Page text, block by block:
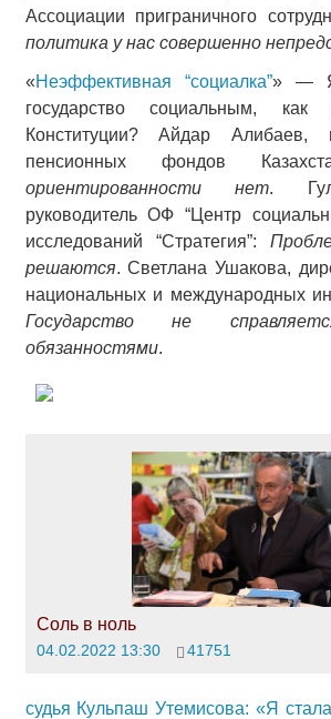
Ассоциации приграничного
политика у нас совершенно
«Неэффективная “социалка”» —
государство социальным,
Конституции? Айдар Алибаев,
пенсионных фондов
ориентированности нет.
руководитель ОФ “Центр
исследований “Стратегия”:
решаются. Светлана Ушакова,
национальных и международных
Государство не
обязанностями.
Соль в ноль
04.02.2022 13:30 41751
судья Кульпаш Утемисова: «Я